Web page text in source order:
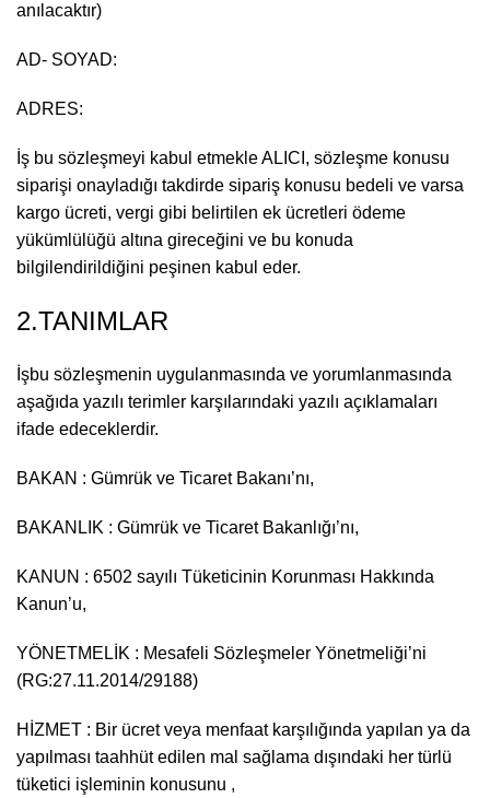
anılacaktır)
AD- SOYAD:
ADRES:
İş bu sözleşmeyi kabul etmekle ALICI, sözleşme konusu
siparişi onayladığı takdirde sipariş konusu bedeli ve varsa
kargo ücreti, vergi gibi belirtilen ek ücretleri ödeme
yükümlülüğü altına gireceğini ve bu konuda
bilgilendirildiğini peşinen kabul eder.
2.TANIMLAR
İşbu sözleşmenin uygulanmasında ve yorumlanmasında
aşağıda yazılı terimler karşılarındaki yazılı açıklamaları
ifade edeceklerdir.
BAKAN : Gümrük ve Ticaret Bakanı’nı,
BAKANLIK : Gümrük ve Ticaret Bakanlığı’nı,
KANUN : 6502 sayılı Tüketicinin Korunması Hakkında
Kanun’u,
YÖNETMELİK : Mesafeli Sözleşmeler Yönetmeliği’ni
(RG:27.11.2014/29188)
HİZMET : Bir ücret veya menfaat karşılığında yapılan ya da
yapılması taahhüt edilen mal sağlama dışındaki her türlü
tüketici işleminin konusunu ,